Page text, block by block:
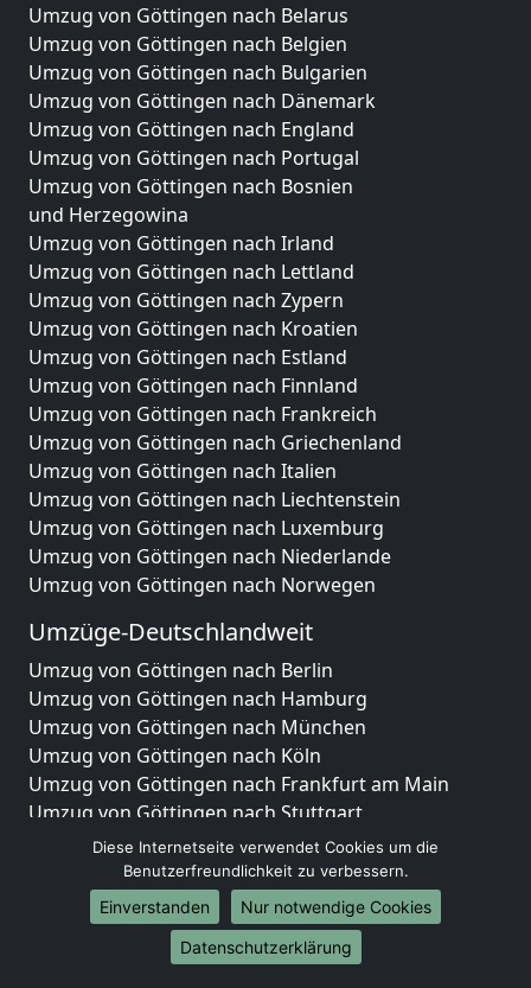
Umzug von Göttingen nach Belarus
Umzug von Göttingen nach Belgien
Umzug von Göttingen nach Bulgarien
Umzug von Göttingen nach Dänemark
Umzug von Göttingen nach England
Umzug von Göttingen nach Portugal
Umzug von Göttingen nach Bosnien
und Herzegowina
Umzug von Göttingen nach Irland
Umzug von Göttingen nach Lettland
Umzug von Göttingen nach Zypern
Umzug von Göttingen nach Kroatien
Umzug von Göttingen nach Estland
Umzug von Göttingen nach Finnland
Umzug von Göttingen nach Frankreich
Umzug von Göttingen nach Griechenland
Umzug von Göttingen nach Italien
Umzug von Göttingen nach Liechtenstein
Umzug von Göttingen nach Luxemburg
Umzug von Göttingen nach Niederlande
Umzug von Göttingen nach Norwegen
Umzüge-Deutschlandweit
Umzug von Göttingen nach Berlin
Umzug von Göttingen nach Hamburg
Umzug von Göttingen nach München
Umzug von Göttingen nach Köln
Umzug von Göttingen nach Frankfurt am Main
Umzug von Göttingen nach Stuttgart
Umzug von Göttingen nach Düsseldorf
Umzug von Göttingen nach Leipzig
Umzug von Göttingen nach Dortmund
Umzug von Göttingen nach Essen
Umzug von Göttingen nach Bremen
Diese Internetseite verwendet Cookies um die
Benutzerfreundlichkeit zu verbessern.
Einverstanden
Nur notwendige Cookies
Datenschutzerklärung